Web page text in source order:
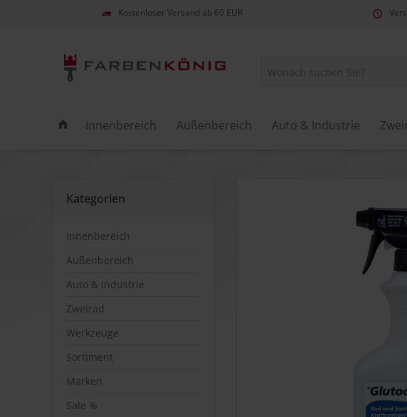
Kostenloser Versand ab 60 EUR
Innenbereich Außenbereich Auto & Industrie
Kategorien
Innenbereich
Außenbereich
Auto & Industrie
Zweirad
Werkzeuge
Sortiment
Marken
Sale %